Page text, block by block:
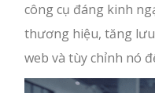
công cụ đáng kinh
thương hiệu, tăng
web và tùy chỉnh nó